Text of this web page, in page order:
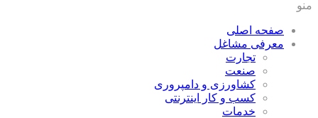
منو
صفحه اصلی
معرفی مشاغل
تجارت
صنعت
كشاورزی و دامپروری
كسب و كار اينترنتی
خدمات